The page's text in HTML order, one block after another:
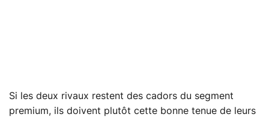
Si les deux rivaux restent des cadors du segment
premium, ils doivent plutôt cette bonne tenue de leurs